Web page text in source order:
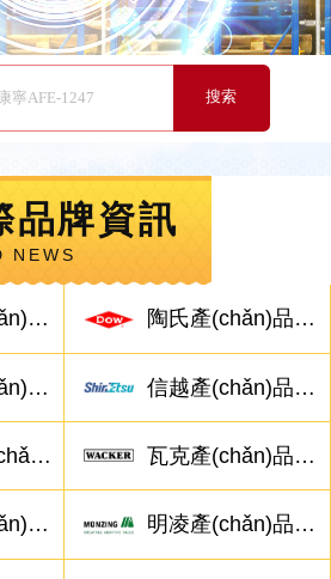
品牌資訊
NEWS
道康寧產(chǎn)品相關(guān)問(wèn)題 陶氏產(chǎn)品相關(guān)問(wèn)題
海明斯產(chǎn)品相關(guān)問(wèn)題 信越產(chǎn)品相關(guān)問(wèn)題
藍(lán)星產(chǎn)品相關(guān)問(wèn)題 瓦克產(chǎn)品相關(guān)問(wèn)題
羅地亞產(chǎn)品相關(guān)問(wèn)題 明凌產(chǎn)品相關(guān)問(wèn)題